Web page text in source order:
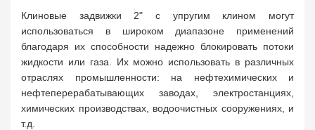
Клиновые задвижки 2" с упругим клином могут
использоваться в широком диапазоне применений
благодаря их способности надежно блокировать потоки
жидкости или газа. Их можно использовать в различных
отраслях промышленности: на нефтехимических и
нефтеперерабатывающих заводах, электростанциях,
химических производствах, водоочистных сооружениях, и
т.д.